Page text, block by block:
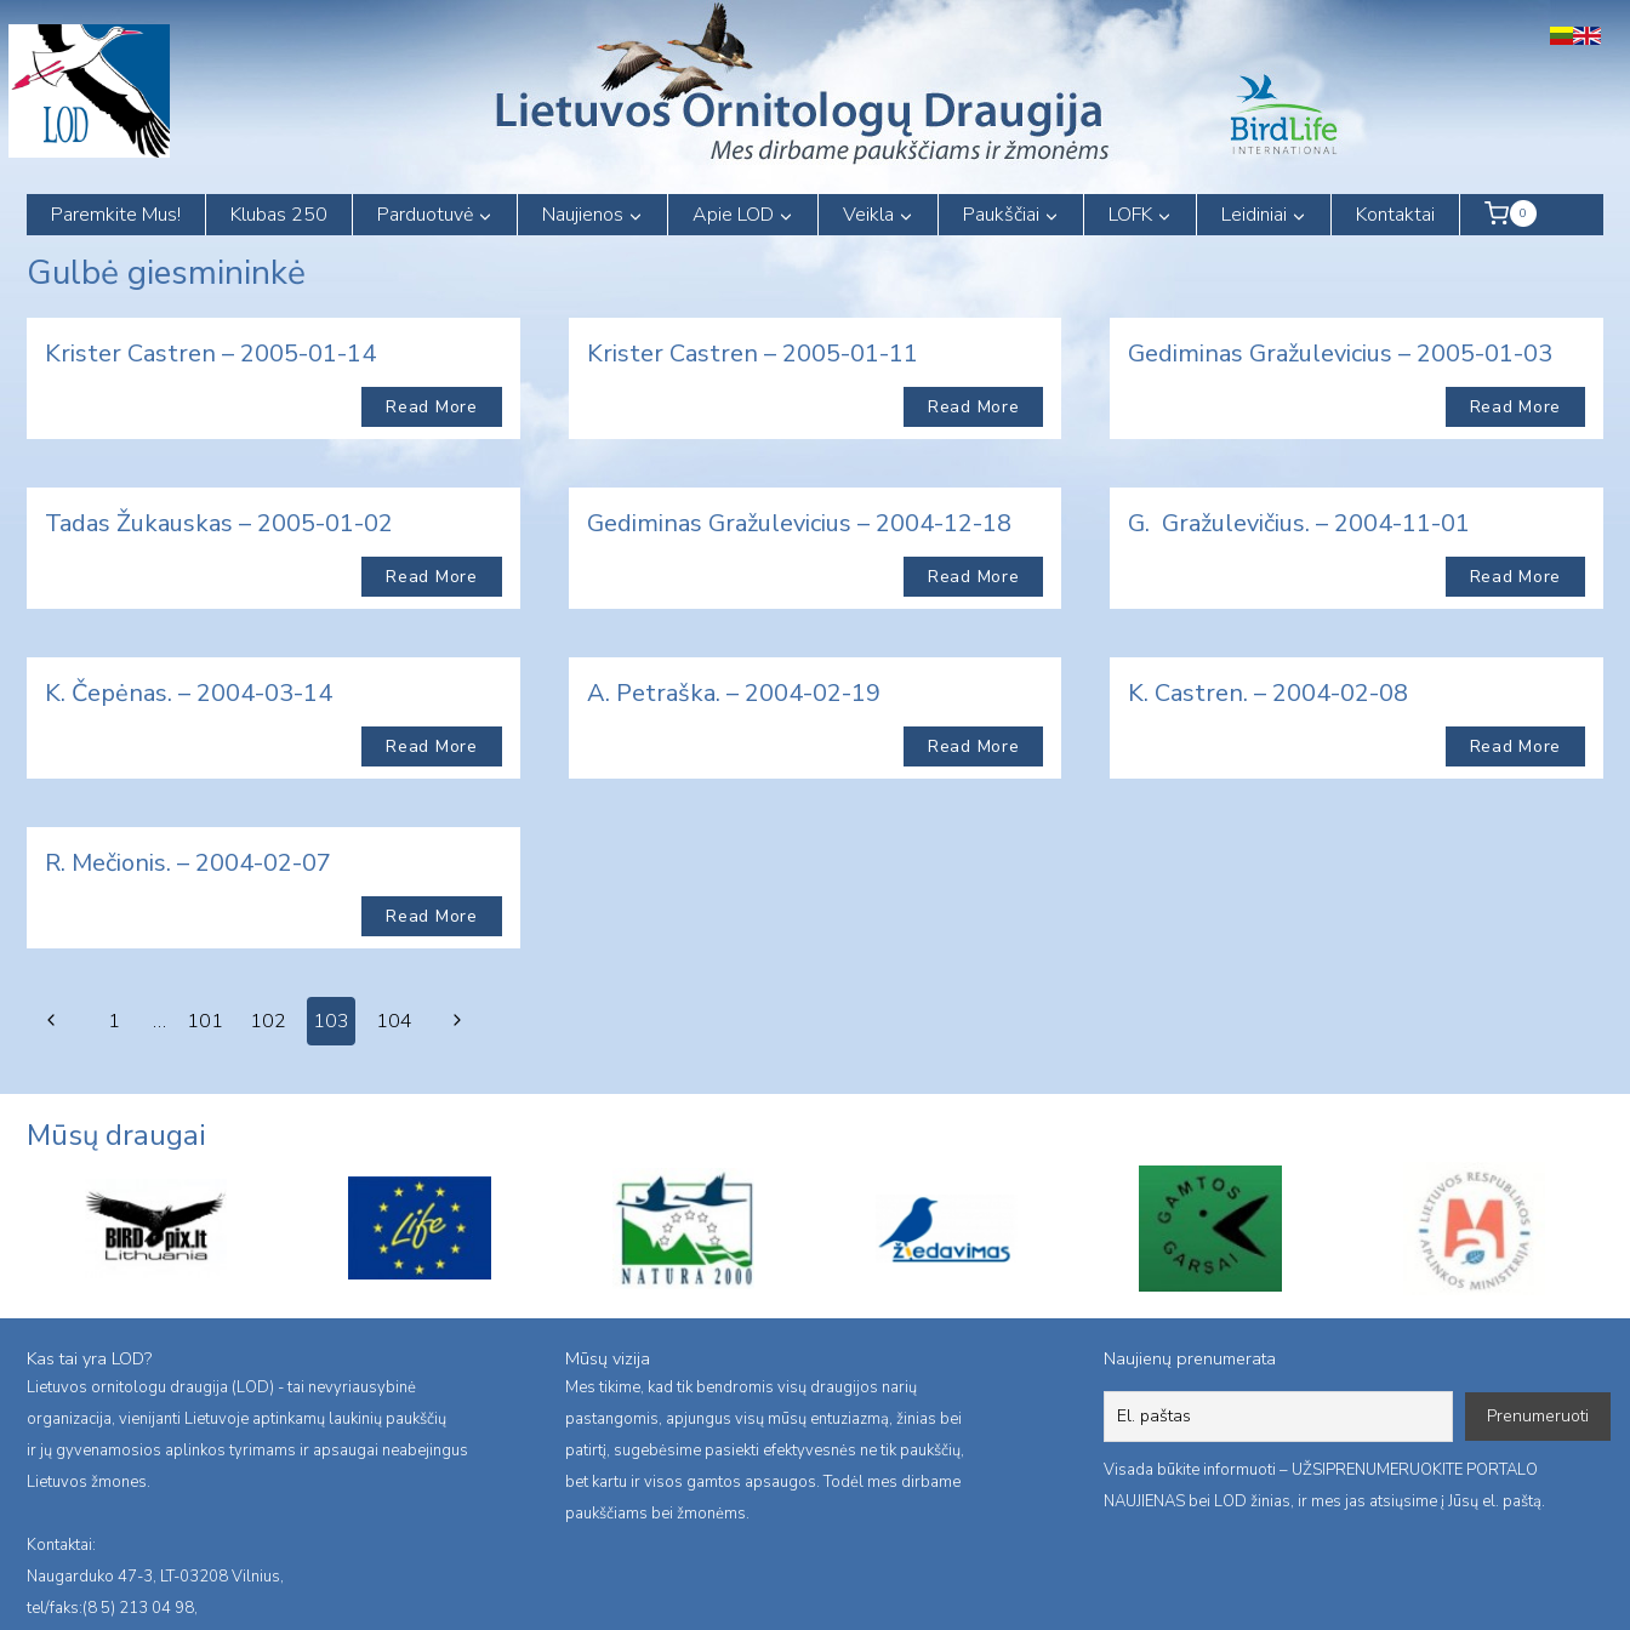
content
Paremkite Mus! Klubas 250 Parduotuvė Naujienos Apie LOD Veikla Paukščiai LOFK Leidiniai Kontaktai 0
Gulbė giesmininkė
Krister Castren – 2005-01-14
Read More
Krister Castren – 2005-01-11
Read More
Gediminas Gražulevicius – 2005-01-03
Read More
Tadas Žukauskas – 2005-01-02
Read More
Gediminas Gražulevicius – 2004-12-18
Read More
G. Gražulevičius. – 2004-11-01
Read More
K. Čepėnas. – 2004-03-14
Read More
A. Petraška. – 2004-02-19
Read More
K. Castren. – 2004-02-08
Read More
R. Mečionis. – 2004-02-07
Read More
Page
Previous1 … 101 102 103 104
Next
Mūsų draugai
Kas tai yra LOD?
Lietuvos ornitologu draugija (LOD) - tai nevyriausybinė
organizacija, vienijanti Lietuvoje aptinkamų laukinių paukščių
ir jų gyvenamosios aplinkos tyrimams ir apsaugai neabejingus
Lietuvos žmones.
Kontaktai:
Naugarduko 47-3, LT-03208 Vilnius,
tel/faks:(8 5) 213 04 98,
Mūsų vizija
Mes tikime, kad tik bendromis visų draugijos narių
pastangomis, apjungus visų mūsų entuziazmą, žinias bei
patirtį, sugebėsime pasiekti efektyvesnės ne tik paukščių,
bet kartu ir visos gamtos apsaugos. Todėl mes dirbame
paukščiams bei žmonėms.
Naujienų prenumerata
Visada būkite informuoti – UŽSIPRENUMERUOKITE PORTALO
NAUJIENAS bei LOD žinias, ir mes jas atsiųsime į Jūsų el. paštą.